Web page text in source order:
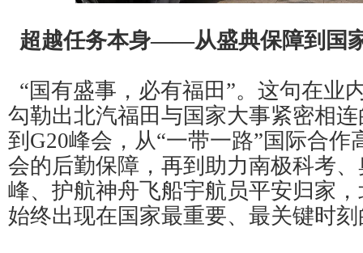
超越任务本身——从盛典保障到国
“国有盛事，必有福田”。这句在业
勾勒出北汽福田与国家大事紧密相
到G20峰会，从“一带一路”国际合作
会的后勤保障，再到助力南极科考
峰、护航神舟飞船宇航员平安归家
始终出现在国家最重要、最关键时